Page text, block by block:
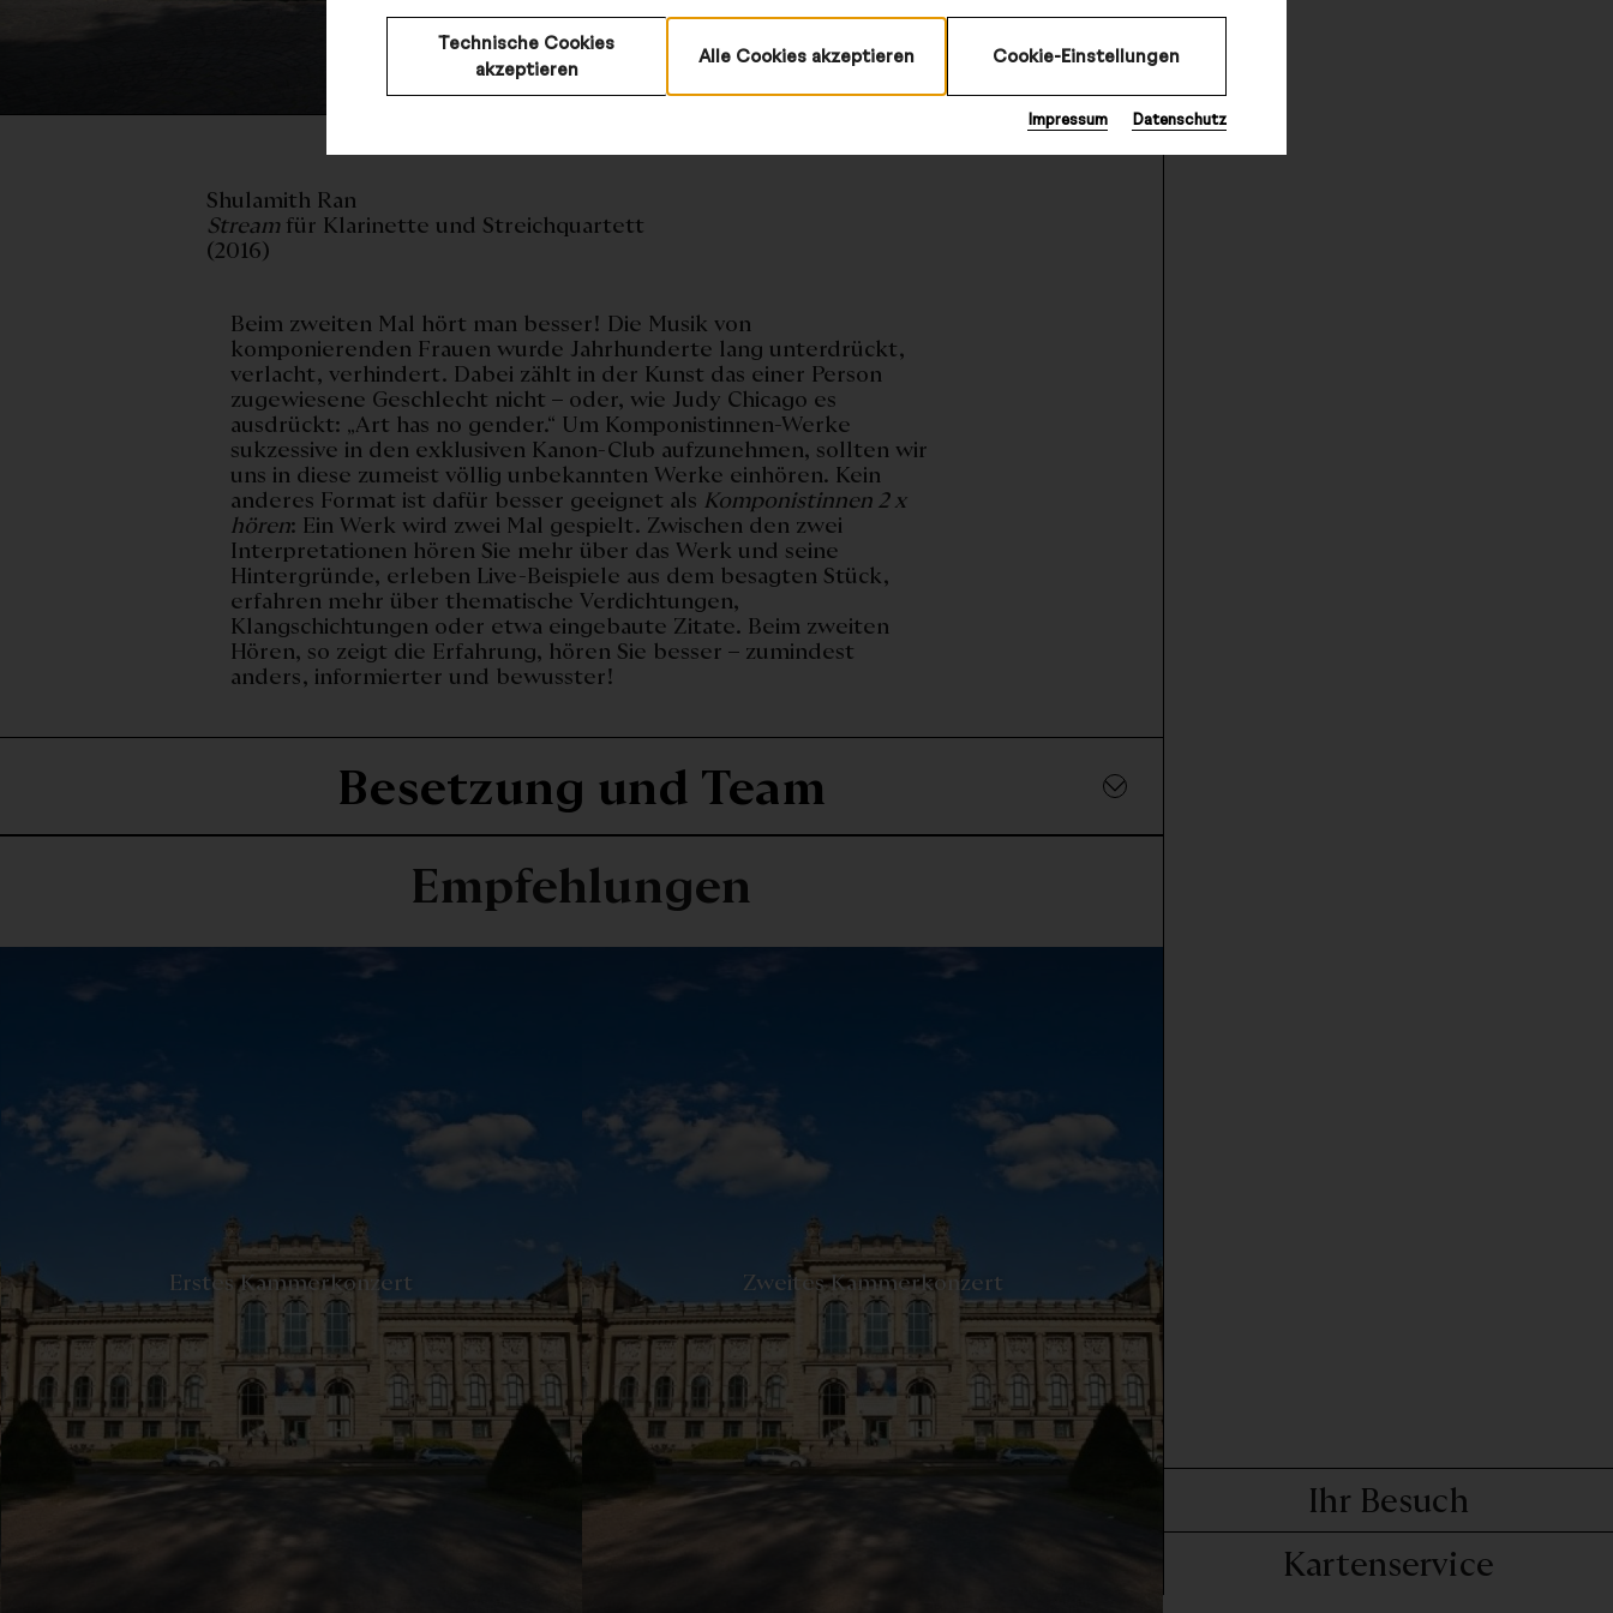
Technische Cookies
akzeptieren
Alle Cookies akzeptieren Cookie-Einstellungen
Impressum Datenschutz
© Herling/Werner
Shulamith Ran
Streamfür Klarinette und Streichquartett
(2016)
Beim zweiten Mal hört man besser! Die Musik von
komponierenden Frauen wurde Jahrhunderte lang unterdrückt,
verlacht, verhindert. Dabei zählt in der Kunst das einer Person
zugewiesene Geschlecht nicht – oder, wie Judy Chicago es
ausdrückt: „Art has no gender.“ Um Komponistinnen-Werke
sukzessive in den exklusiven Kanon-Club aufzunehmen, sollten wir
uns in diese zumeist völlig unbekannten Werke einhören. Kein
anderes Format ist dafür besser geeignet als Komponistinnen 2 x
hören: Ein Werk wird zwei Mal gespielt. Zwischen den zwei
Interpretationen hören Sie mehr über das Werk und seine
Hintergründe, erleben Live-Beispiele aus dem besagten Stück,
erfahren mehr über thematische Verdichtungen,
Klangschichtungen oder etwa eingebaute Zitate. Beim zweiten
Hören, so zeigt die Erfahrung, hören Sie besser – zumindest
anders, informierter und bewusster!
Ihr Besuch
Kartenservice
Besetzung und Team
Empfehlungen
Erstes Kammerkonzert Zweites Kammerkonzert-